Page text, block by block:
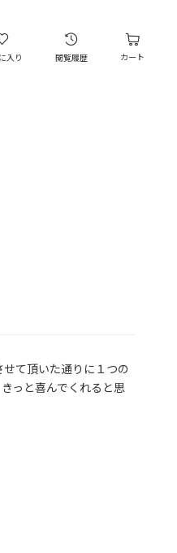
入り 閲覧履歴 カート
て頂いた通りに１つの
っと喜んでくれると思